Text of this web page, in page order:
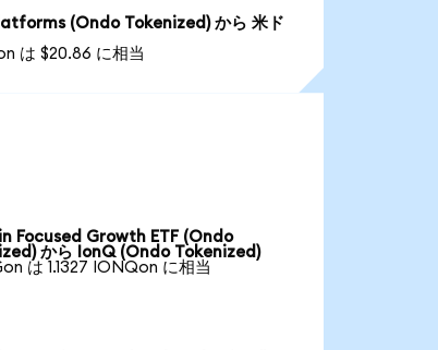
(Ondo Tokenized) から 米ド
は $20.86 に相当
Focused Growth ETF (Ondo
から IonQ (Ondo Tokenized)
は 1.1327 IONQon に相当